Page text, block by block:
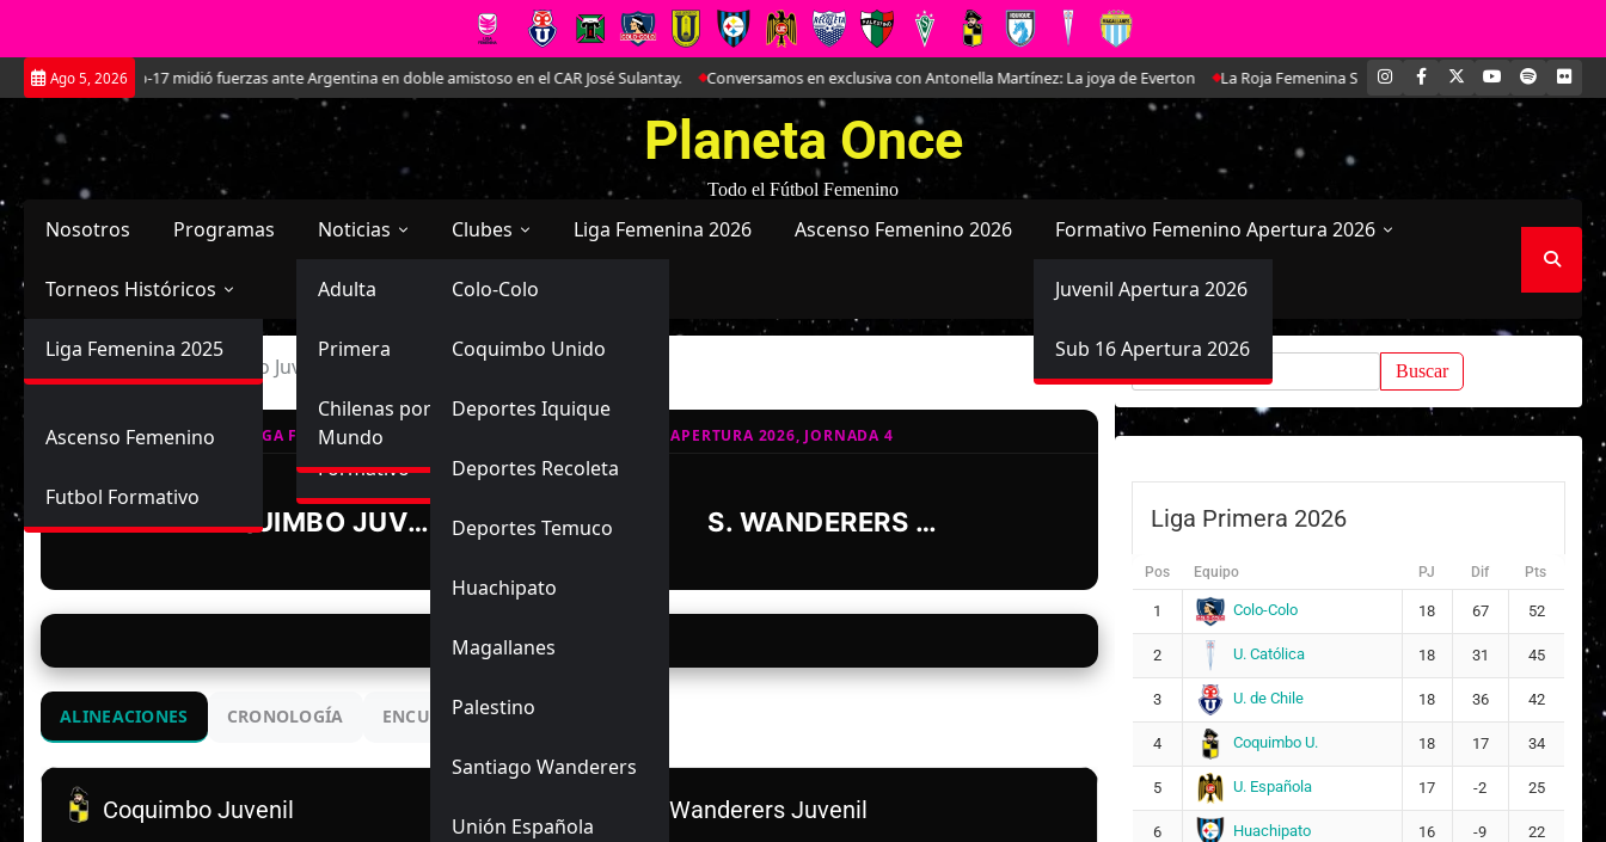
Saltar
al
contenido
Ago 5, 2026
La Roja Sub-17 midió fuerzas ante Argentina en doble amistoso en el CAR José Sulantay. Conversamos en exclusiva con Antonella Martínez: La joya de Everton La Roja Femenina Sub-17 enfrentará a Argentina en doble
INSTAGRAM
FACEBOOK YOUTUBE
SPOTIFY
Planeta Once
Todo el Fútbol Femenino
Nosotros Programas Noticias
Selección Chilena
Adulta
Sub-20
Sub-17
Futbol Nacional
Primera
Ascenso
Formativo
Futbol Internacional
Chilenas por el
Mundo
Clubes
Primera
Colo-Colo
Coquimbo Unido
Deportes Iquique
Deportes Recoleta
Deportes Temuco
Huachipato
Magallanes
Palestino
Santiago Wanderers
Unión Española
Ascenso
Liga Femenina 2026 Ascenso Femenino 2026 Formativo Femenino Apertura 2026
Juvenil Apertura 2026
Sub 16 Apertura 2026
Torneos Históricos
Primera División
Femenina
Liga Femenina 2025
Ascenso Femenino
Futbol Formativo
Inicio Coquimbo Unido Juvenil vs Santiago Wanderers Juvenil
LIGA FEMENINA, CAMPEONATO FORMATIVO JUVENIL APERTURA 2026, JORNADA 4
COQUIMBO JUVENIL 0 S. WANDERERS JUVENIL
22/03/2026
ALINEACIONES CRONOLOGÍA ENCUENTROS ANTERIORES
Coquimbo Juvenil S. Wanderers Juvenil
Buscar:
Liga Primera 2026
Pos Equipo PJ Dif Pts
1 Colo-Colo 18 67 52
2 U. Católica 18 31 45
3 U. de Chile 18 36 42
4 Coquimbo U. 18 17 34
5 U. Española 17 -2 25
6 Huachipato 16 -9 22